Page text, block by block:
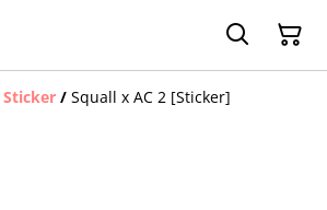
Sticker / Squall x AC 2 [Sticker]